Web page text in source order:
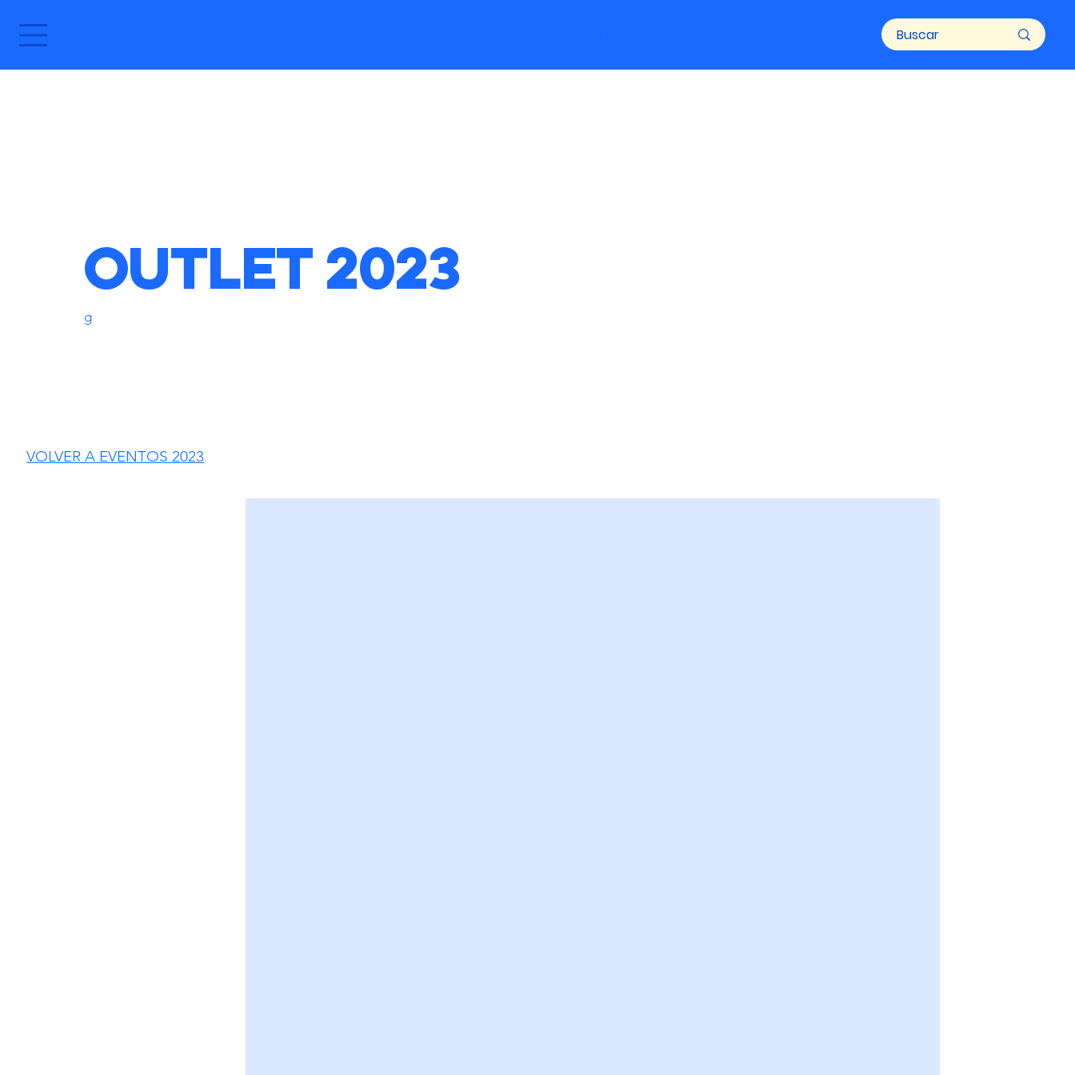
Outlet 2023
g
VOLVER A EVENTOS 2023